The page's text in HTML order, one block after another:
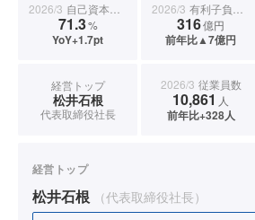
2026/3 自己資本比率
71.3%
YoY+1.7pt
2026/3 有利子負債合計
316億円
前年比▲7億円
経営トップ
松井石根
代表取締役社長
2026/3 従業員数
10,861 人
前年比+328人
経営トップ
松井石根 （代表取締役社長）